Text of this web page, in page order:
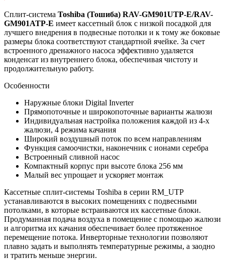
Сплит-система Toshiba (Тошиба) RAV-GM901UTP-E/RAV-
GM901ATP-E имеет кассетный блок с низкой посадкой для
лучшего внедрения в подвесные потолки и к тому же боковые
размеры блока соответствуют стандартной ячейке. За счет
встроенного дренажного насоса эффективно удаляется
конденсат из внутреннего блока, обеспечивая чистоту и
продолжительную работу.
Особенности
Наружные блоки Digital Inverter
Прямопоточные и широкопоточные варианты жалюзи
Индивидуальная настройка положения каждой из 4-х
жалюзи, 4 режима качания
Широкий воздушный поток по всем направлениям
Функция самоочистки, наконечник с ионами серебра
Встроенный сливной насос
Компактный корпус при высоте блока 256 мм
Малый вес упрощает и ускоряет монтаж
Кассетные сплит-системы Toshiba в серии RM_UTP
устанавливаются в высоких помещениях с подвесными
потолками, в которые встраиваются их кассетные блоки.
Продуманная подача воздуха в помещение с помощью жалюзи
и алгоритма их качания обеспечивает более протяженное
перемещение потока. Инверторные технологии позволяют
плавно задать и выполнять температурные режимы, а заодно
и тратить меньше энергии.